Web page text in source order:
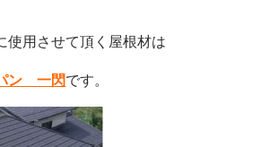
使用させて頂く屋根材は
パン一閃です。